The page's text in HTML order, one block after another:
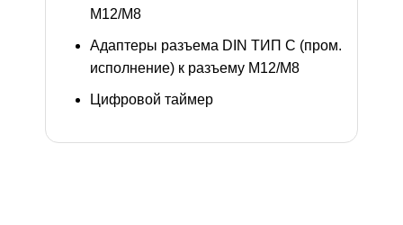
M12/M8
Адаптеры разъема DIN ТИП C (пром.
исполнение) к разъему M12/M8
Цифровой таймер